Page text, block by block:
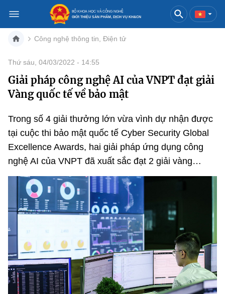
BỘ KHOA HỌC VÀ CÔNG NGHỆ
GIỚI THIỆU SẢN PHẨM, DỊCH VỤ KH&CN
Danh mục
Trang chủ
Khoa học và công nghệ
Sản phẩm
Báo in
Phát hành
Truyền hình
Đổi mới sáng tạo
Dịch vụ
Sản phẩm
Bưu chính
Chuyển phát nhanh
Viễn thông
Dịch vụ
Phần cứng
Công nghệ thông tin, Điện tử
Sản phẩm
Dịch vụ
Lĩnh vực khác
Tư vấn
Chọn ngôn ngữ
Việt Nam English
Công nghệ thông tin, Điện tử
Thứ sáu, 04/03/2022 - 14:55
Giải pháp công nghệ AI của VNPT đạt giải
Vàng quốc tế về bảo mật
Trong số 4 giải thưởng lớn vừa vình dự nhận được
tại cuộc thi bảo mật quốc tế Cyber Security Global
Excellence Awards, hai giải pháp ứng dụng công
nghệ AI của VNPT đã xuất sắc đạt 2 giải vàng…